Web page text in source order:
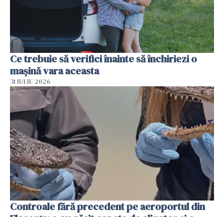
Ce trebuie să verifici înainte să închiriezi o
mașină vara aceasta
31 IULIE 2026
Controale fără precedent pe aeroportul din